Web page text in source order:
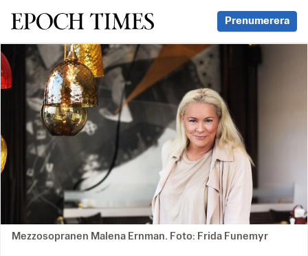
Svenska Epoch Times Prenumerera
Mezzosopranen Malena Ernman. Foto: Frida Funemyr